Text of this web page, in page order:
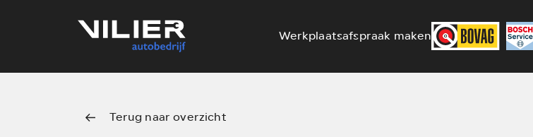
Werkplaatsafspraak maken
Terug naar overzicht